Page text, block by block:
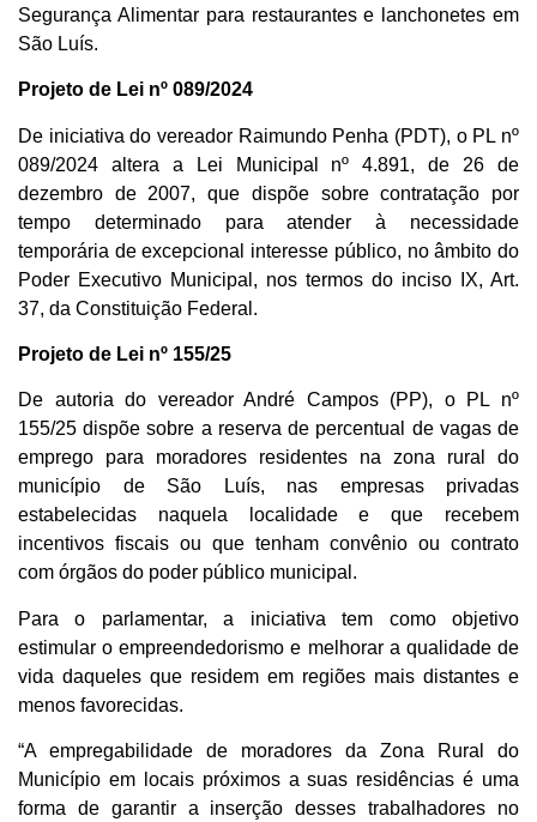
Segurança Alimentar para restaurantes e lanchonetes em
São Luís.
Projeto de Lei nº 089/2024
De iniciativa do vereador Raimundo Penha (PDT), o PL nº
089/2024 altera a Lei Municipal nº 4.891, de 26 de
dezembro de 2007, que dispõe sobre contratação por
tempo determinado para atender à necessidade
temporária de excepcional interesse público, no âmbito do
Poder Executivo Municipal, nos termos do inciso IX, Art.
37, da Constituição Federal.
Projeto de Lei nº 155/25
De autoria do vereador André Campos (PP), o PL nº
155/25 dispõe sobre a reserva de percentual de vagas de
emprego para moradores residentes na zona rural do
município de São Luís, nas empresas privadas
estabelecidas naquela localidade e que recebem
incentivos fiscais ou que tenham convênio ou contrato
com órgãos do poder público municipal.
Para o parlamentar, a iniciativa tem como objetivo
estimular o empreendedorismo e melhorar a qualidade de
vida daqueles que residem em regiões mais distantes e
menos favorecidas.
“A empregabilidade de moradores da Zona Rural do
Município em locais próximos a suas residências é uma
forma de garantir a inserção desses trabalhadores no